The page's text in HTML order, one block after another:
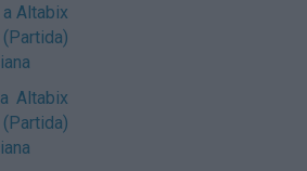
Altabix
Altabix